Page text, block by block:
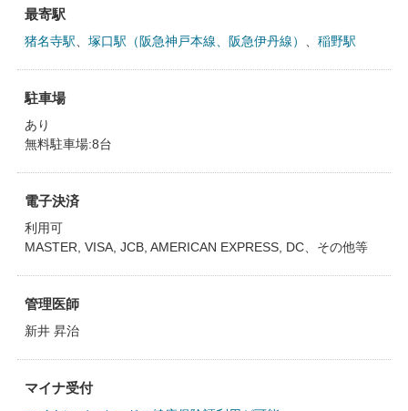
最寄駅
猪名寺駅 塚口駅（阪急神戸本線、阪急伊丹線） 稲野駅
駐車場
あり
無料駐車場:8台
電子決済
利用可
MASTER, VISA, JCB, AMERICAN EXPRESS, DC、その他等
管理医師
新井 昇治
マイナ受付